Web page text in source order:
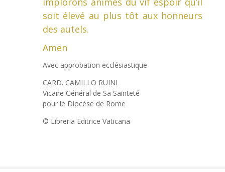
soit élevé au plus tôt aux honneurs
des autels.
Amen
Avec approbation ecclésiastique
CARD. CAMILLO RUINI
Vicaire Général de Sa Sainteté
pour le Diocèse de Rome
© Libreria Editrice Vaticana